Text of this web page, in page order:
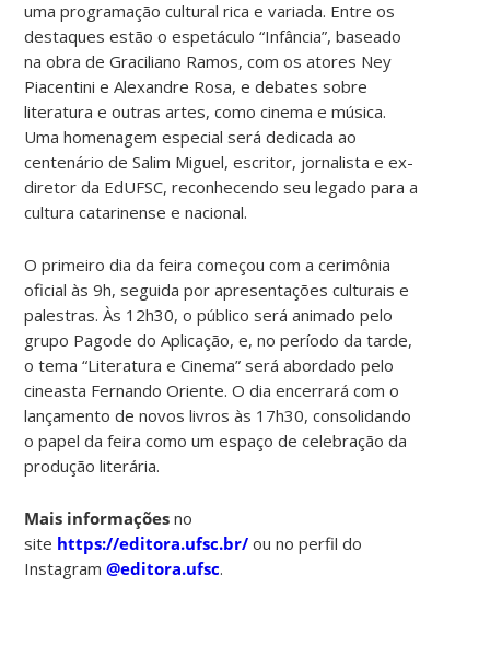
uma programação cultural rica e variada. Entre os
destaques estão o espetáculo “Infância”, baseado
na obra de Graciliano Ramos, com os atores Ney
Piacentini e Alexandre Rosa, e debates sobre
literatura e outras artes, como cinema e música.
Uma homenagem especial será dedicada ao
centenário de Salim Miguel, escritor, jornalista e ex-
diretor da EdUFSC, reconhecendo seu legado para a
cultura catarinense e nacional.
O primeiro dia da feira começou com a cerimônia
oficial às 9h, seguida por apresentações culturais e
palestras. Às 12h30, o público será animado pelo
grupo Pagode do Aplicação, e, no período da tarde,
o tema “Literatura e Cinema” será abordado pelo
cineasta Fernando Oriente. O dia encerrará com o
lançamento de novos livros às 17h30, consolidando
o papel da feira como um espaço de celebração da
produção literária.
Mais informaçõesno
site https://editora.ufsc.br/ ou no perfil do
Instagram@editora.ufsc.